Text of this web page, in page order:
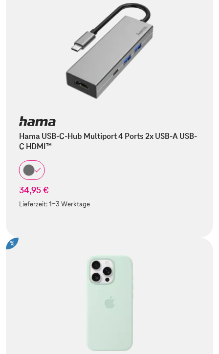
Hama USB-C-Hub Multiport 4 Ports 2x USB-A USB-
C HDMI™
34,95 €
Lieferzeit:1-3 Werktage
%